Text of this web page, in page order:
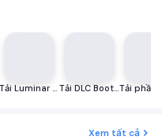
Tải Luminar AI 2022 1.5.3 (10043) Full – chỉnh sửa ảnh trí tuệ nhân tạo Tải DLC Boot 2023 v4.3 ISO Full – Công cụ cứu hộ máy tính
Xem tất cả